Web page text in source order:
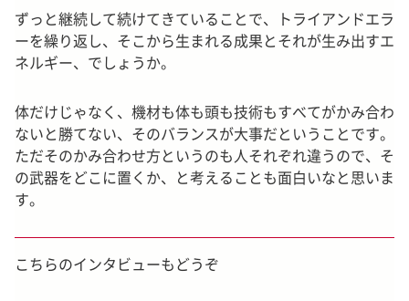
ずっと継続して続けてきていることで、トライアンドエラ
ーを繰り返し、そこから生まれる成果とそれが生み出すエ
ネルギー、でしょうか。
体だけじゃなく、機材も体も頭も技術もすべてがかみ合わ
ないと勝てない、そのバランスが大事だということです。
ただそのかみ合わせ方というのも人それぞれ違うので、そ
の武器をどこに置くか、と考えることも面白いなと思いま
す。
こちらのインタビューもどうぞ